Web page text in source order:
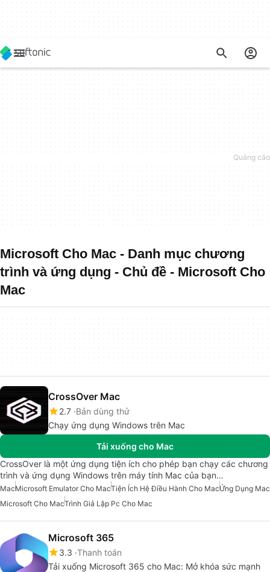
Microsoft Cho Mac - Danh mục chương
trình và ứng dụng - Chủ đề - Microsoft Cho
Mac
CrossOver Mac
2.7 Bản dùng thử
Chạy ứng dụng Windows trên Mac
Tải xuống cho Mac
CrossOver là một ứng dụng tiện ích cho phép bạn chạy các chương
trình và ứng dụng Windows trên máy tính Mac của bạn…
MacMicrosoft Emulator Cho MacTiện Ích Hệ Điều Hành Cho MacỨng Dụng Mac
Microsoft Cho MacTrình Giả Lập Pc Cho Mac
Microsoft 365
3.3 Thanh toán
Tải xuống Microsoft 365 cho Mac: Mở khóa sức mạnh